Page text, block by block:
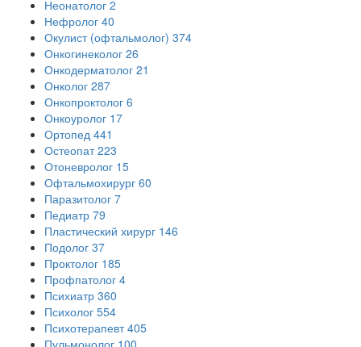
Неонатолог 2
Нефролог 40
Окулист (офтальмолог) 374
Онкогинеколог 26
Онкодерматолог 21
Онколог 287
Онкопроктолог 6
Онкоуролог 17
Ортопед 441
Остеопат 223
Отоневролог 15
Офтальмохирург 60
Паразитолог 7
Педиатр 79
Пластический хирург 146
Подолог 37
Проктолог 185
Профпатолог 4
Психиатр 360
Психолог 554
Психотерапевт 405
Пульмонолог 100